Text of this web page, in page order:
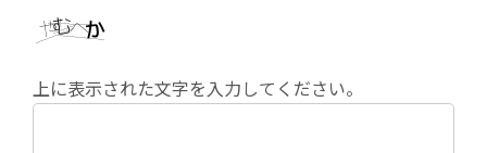
上に表示された文字を入力してください。